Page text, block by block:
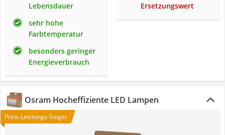
Lebensdauer
sehr hohe
Farbtemperatur
besonders geringer
Energieverbrauch
Ersetzungswert
Osram Hocheffiziente LED Lampen
Preis-Leistungs-Sieger